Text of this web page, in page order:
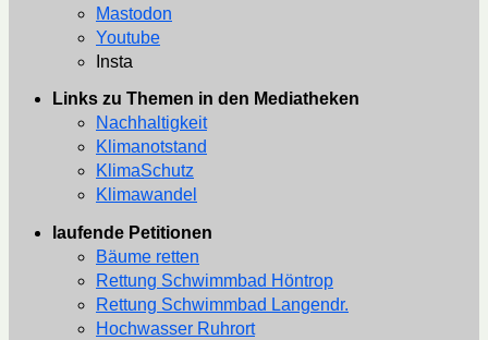
Mastodon
Youtube
Insta
Links zu Themen in den Mediatheken
Nachhaltigkeit
Klimanotstand
KlimaSchutz
Klimawandel
laufende Petitionen
Bäume retten
Rettung Schwimmbad Höntrop
Rettung Schwimmbad Langendr.
Hochwasser Ruhrort